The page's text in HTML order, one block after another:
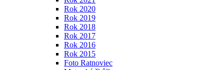
Rok 2020
Rok 2019
Rok 2018
Rok 2017
Rok 2016
Rok 2015
Foto Ratnoviec